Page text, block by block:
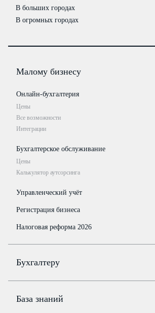
В больших городах
В огромных городах
Малому бизнесу
Онлайн-бухгалтерия
Цены
Все возможности
Интеграции
Бухгалтерское обслуживание
Цены
Калькулятор аутсорсинга
Управленческий учёт
Регистрация бизнеса
Налоговая реформа 2026
Бухгалтеру
Цены
База знаний